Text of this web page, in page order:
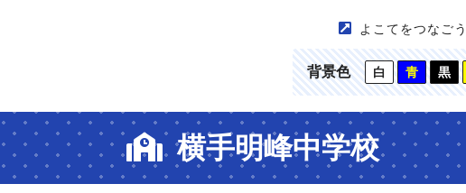
よこてをつなご
背景色 白 青 黒
横手明峰中学校